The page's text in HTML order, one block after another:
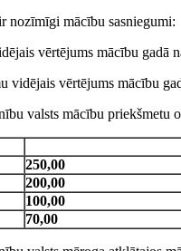
nozīmīgi mācību sasniegumi:
vērtējums mācību gadā
vidējais vērtējums mācību
valsts mācību priekšmetu
250,00
200,00
100,00
70,00